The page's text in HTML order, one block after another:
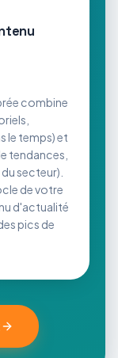
combine
le temps) et
tendances,
secteur).
de votre
d'actualité
pics de